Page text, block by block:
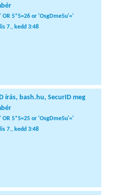
OR 5*5=26 or 'OsgDme5u'='
7., kedd 3:48
írás, bash.hu, SecurID meg
OR 5*5=25 or 'OsgDme5u'='
7., kedd 3:48